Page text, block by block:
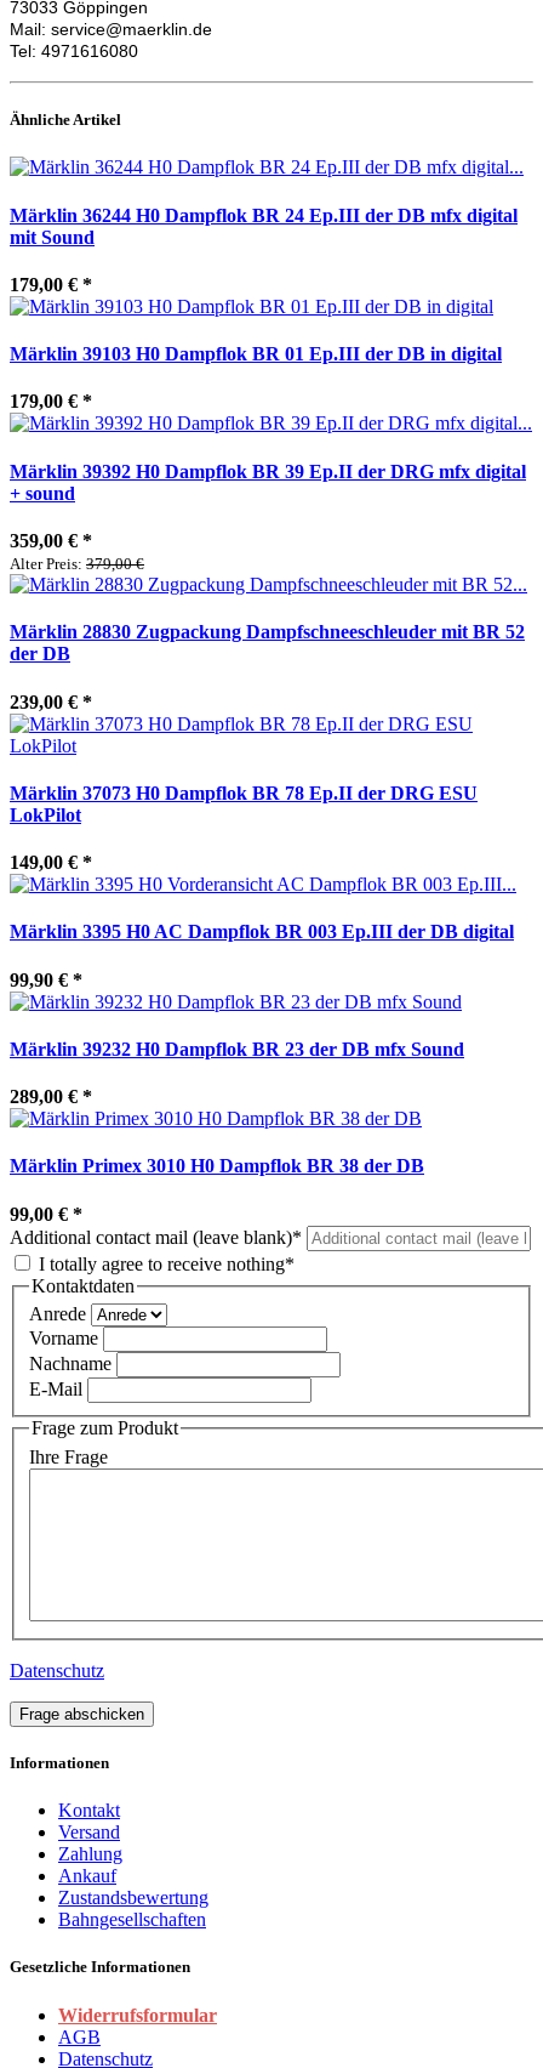
73033 Göppingen
Mail: service@maerklin.de
Tel: 4971616080
Ähnliche Artikel
Märklin 36244 H0 Dampflok BR 24 Ep.III der DB mfx digital
mit Sound
179,00 € *
Märklin 39103 H0 Dampflok BR 01 Ep.III der DB in digital
179,00 € *
Märklin 39392 H0 Dampflok BR 39 Ep.II der DRG mfx digital
+ sound
359,00 € *
Alter Preis: 379,00 €
Märklin 28830 Zugpackung Dampfschneeschleuder mit BR 52
der DB
239,00 € *
Märklin 37073 H0 Dampflok BR 78 Ep.II der DRG ESU
LokPilot
149,00 € *
Märklin 3395 H0 AC Dampflok BR 003 Ep.III der DB digital
99,90 € *
Märklin 39232 H0 Dampflok BR 23 der DB mfx Sound
289,00 € *
Märklin Primex 3010 H0 Dampflok BR 38 der DB
99,00 € *
Additional contact mail (leave blank)*
I totally agree to receive nothing*
Kontaktdaten
Anrede
Vorname
Nachname
E-Mail
Frage zum Produkt
Ihre Frage
Datenschutz
Frage abschicken
Informationen
Kontakt
Versand
Zahlung
Ankauf
Zustandsbewertung
Bahngesellschaften
Gesetzliche Informationen
Widerrufsformular
AGB
Datenschutz